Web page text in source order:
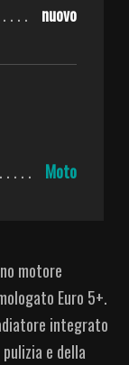
nuovo
Moto
motore
Euro 5+.
integrato
e della